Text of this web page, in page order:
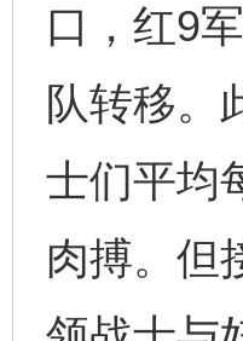
口，红9
队转移。
士们平均
肉搏。但